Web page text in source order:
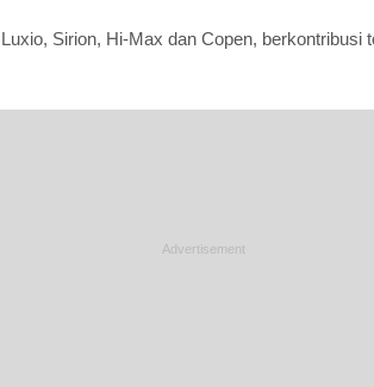
Sirion, Hi-Max dan Copen, berkontribusi